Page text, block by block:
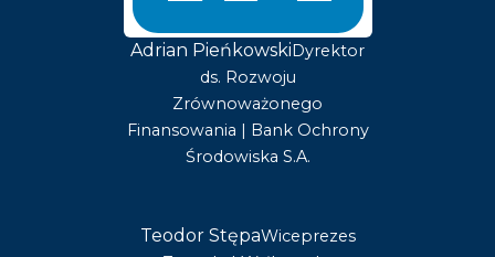
Adrian PieńkowskiDyrektor
ds. Rozwoju
Zrównoważonego
Finansowania | Bank Ochrony
Środowiska S.A.
Teodor StępaWiceprezes